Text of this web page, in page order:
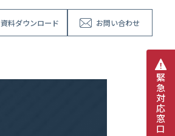
資料ダウンロード お問い合わせ
緊
急
対
応
窓
口